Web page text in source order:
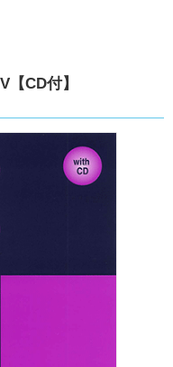
CD付】